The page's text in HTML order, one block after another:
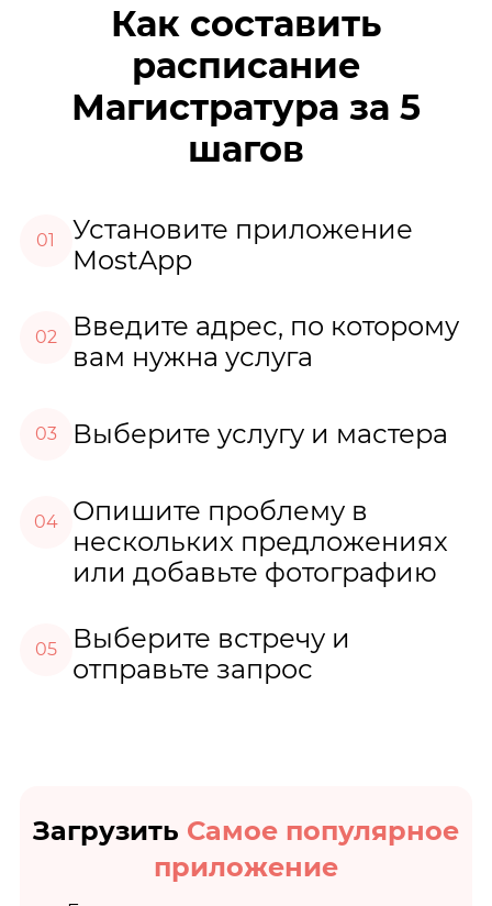
Как составить
расписание
Магистратура за 5
шагов
01
Установите приложение
MostApp
02
Введите адрес, по которому
вам нужна услуга
03 Выберите услугу и мастера
04
Опишите проблему в
нескольких предложениях
или добавьте фотографию
05
Выберите встречу и
отправьте запрос
Загрузить Самое популярное
приложение